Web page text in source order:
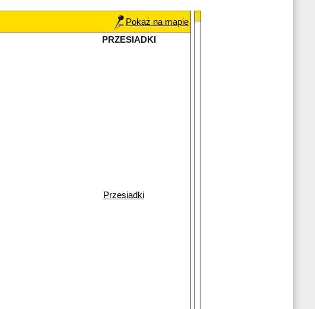
Pokaż na mapie
PRZESIADKI
Przesiadki